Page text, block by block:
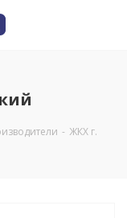
- ЖКХ г.